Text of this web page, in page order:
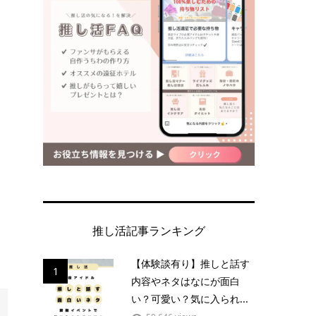
推し活記事ランキング
1
【体験談有り】推しと話す
内容やネタはなにが面白
い？可愛い？気に入られ...